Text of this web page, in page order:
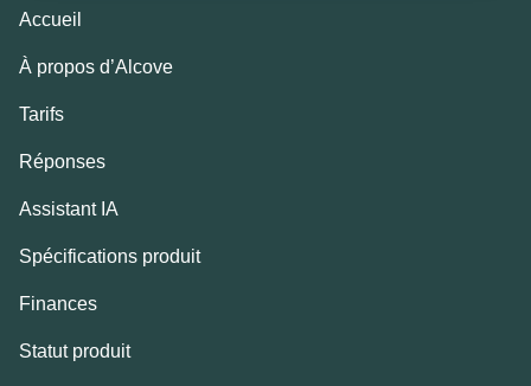
Accueil
À propos d’Alcove
Tarifs
Réponses
Assistant IA
Spécifications produit
Finances
Statut produit